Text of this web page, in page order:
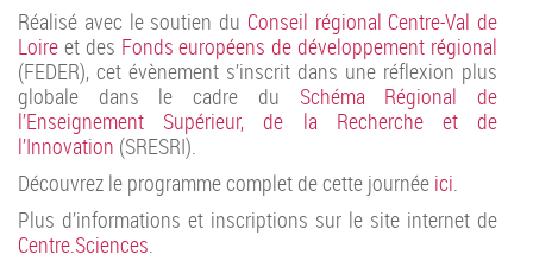
Réalisé avec le soutien du Conseil régional Centre-Val de
Loire et des Fonds européens de développement régional
(FEDER), cet évènement s’inscrit dans une réflexion plus
globale dans le cadre du Schéma Régional de
l’Enseignement Supérieur, de la Recherche et de
l’Innovation (SRESRI).
Découvrez le programme complet de cette journée ici.
Plus d’informations et inscriptions sur le site internet de
Centre.Sciences.